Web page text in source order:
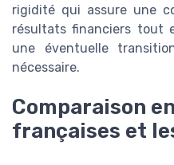
rigidité qui assure une
résultats financiers tout
une éventuelle
nécessaire.
Comparaison
françaises et